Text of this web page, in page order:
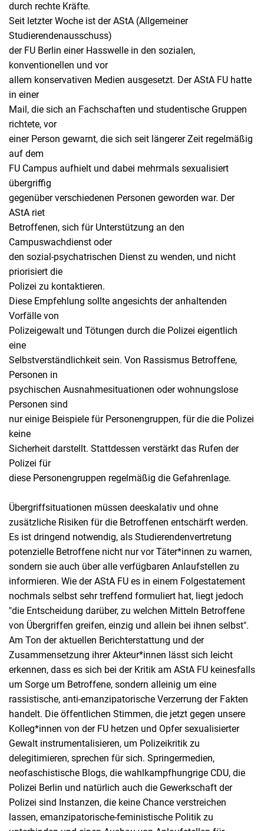
durch rechte Kräfte.
Seit letzter Woche ist der AStA (Allgemeiner
Studierendenausschuss)
der FU Berlin einer Hasswelle in den sozialen,
konventionellen und vor
allem konservativen Medien ausgesetzt. Der AStA FU hatte
in einer
Mail, die sich an Fachschaften und studentische Gruppen
richtete, vor
einer Person gewarnt, die sich seit längerer Zeit regelmäßig
auf dem
FU Campus aufhielt und dabei mehrmals sexualisiert
übergriffig
gegenüber verschiedenen Personen geworden war. Der
AStA riet
Betroffenen, sich für Unterstützung an den
Campuswachdienst oder
den sozial-psychatrischen Dienst zu wenden, und nicht
priorisiert die
Polizei zu kontaktieren.
Diese Empfehlung sollte angesichts der anhaltenden
Vorfälle von
Polizeigewalt und Tötungen durch die Polizei eigentlich
eine
Selbstverständlichkeit sein. Von Rassismus Betroffene,
Personen in
psychischen Ausnahmesituationen oder wohnungslose
Personen sind
nur einige Beispiele für Personengruppen, für die die Polizei
keine
Sicherheit darstellt. Stattdessen verstärkt das Rufen der
Polizei für
diese Personengruppen regelmäßig die Gefahrenlage.
Übergriffsituationen müssen deeskalativ und ohne
zusätzliche Risiken für die Betroffenen entschärft werden.
Es ist dringend notwendig, als Studierendenvertretung
potenzielle Betroffene nicht nur vor Täter*innen zu warnen,
sondern sie auch über alle verfügbaren Anlaufstellen zu
informieren. Wie der AStA FU es in einem Folgestatement
nochmals selbst sehr treffend formuliert hat, liegt jedoch
"die Entscheidung darüber, zu welchen Mitteln Betroffene
von Übergriffen greifen, einzig und allein bei ihnen selbst".
Am Ton der aktuellen Berichterstattung und der
Zusammensetzung ihrer Akteur*innen lässt sich leicht
erkennen, dass es sich bei der Kritik am AStA FU keinesfalls
um Sorge um Betroffene, sondern alleinig um eine
rassistische, anti-emanzipatorische Verzerrung der Fakten
handelt. Die öffentlichen Stimmen, die jetzt gegen unsere
Kolleg*innen von der FU hetzen und Opfer sexualisierter
Gewalt instrumentalisieren, um Polizeikritik zu
delegitimieren, sprechen für sich. Springermedien,
neofaschistische Blogs, die wahlkampfhungrige CDU, die
Polizei Berlin und natürlich auch die Gewerkschaft der
Polizei sind Instanzen, die keine Chance verstreichen
lassen, emanzipatorische-feministische Politik zu